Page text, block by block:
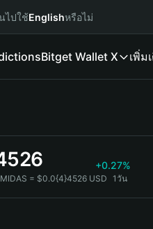
ไปใช้Englishหรือไม่
Bitget Wallet X เพิ่ม
+0.27%
= $0.0{4}4526 USD 1วัน